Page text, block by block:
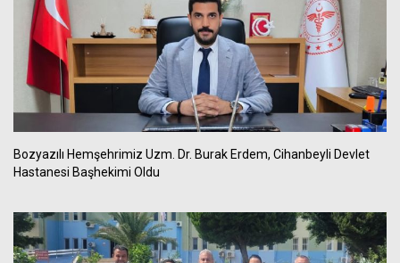
Bozyazılı Hemşehrimiz Uzm. Dr. Burak Erdem, Cihanbeyli Devlet
Hastanesi Başhekimi Oldu